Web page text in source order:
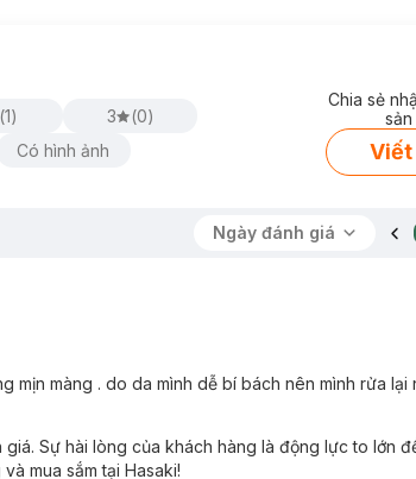
Real Cica Calming Care Mask
nuôi dưỡng làn da khoẻ mạnh, ngăn ngừa tình trạng
thời ngăn ngừa tình trạng da bóng nhờn do dầu thừa
(1) 3 (0)
Có hình ảnh
Chia sẻ
Viết
Ngày đánh giá
mịn màng . do da mình dễ bí bách nên mình rửa lại
Sự hài lòng của khách hàng là động lực to lớn
mua sắm tại Hasaki!